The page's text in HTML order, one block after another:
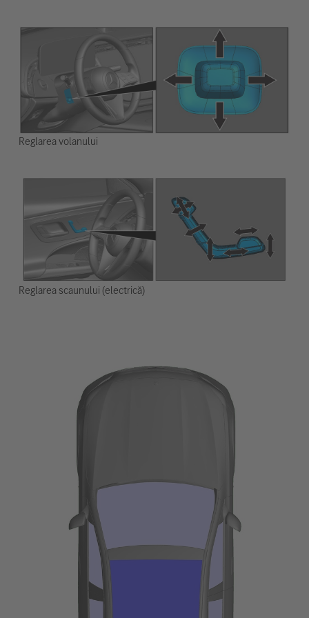
Reglarea volanului
Reglarea scaunului (electrică)